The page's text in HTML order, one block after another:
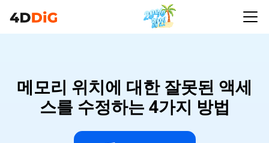
메모리 위치에 대한 잘못된 액세
스를 수정하는 4가지 방법